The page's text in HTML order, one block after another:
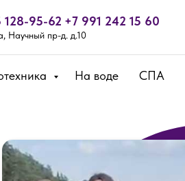
128-95-62 +7 991 242 15 60
Научный пр-д. д.10
На воде СПА